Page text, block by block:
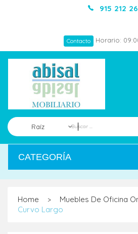
915 212
Contacto Horario:
Raíz
CATEGORÍA
Home > Muebles De Oficina
Curvo Largo